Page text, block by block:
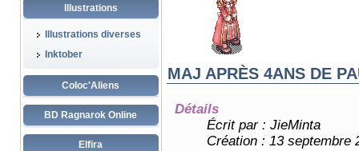
Illustrations
Illustrations diverses
Inktober
Coloc'Aliens
BD Ragnarok Online
Elfira
MAJ APRÈS 4ANS DE
Détails
Écrit par : JieMinta
Création : 13 septembre